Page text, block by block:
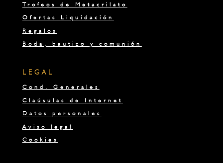
Trofeos de Metacrilato
Ofertas Liquidación
Regalos
Boda, bautizo y comunión
LEGAL
Cond. Generales
Claúsulas de Internet
Datos personales
Aviso legal
Cookies